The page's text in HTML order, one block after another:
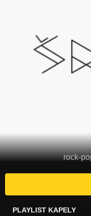
rock-
PLAYLIST KAPELY